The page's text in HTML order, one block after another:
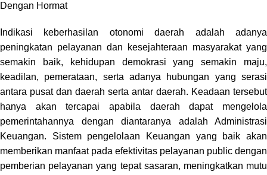
Dengan Hormat
Indikasi keberhasilan otonomi daerah adalah adanya
peningkatan pelayanan dan kesejahteraan masyarakat yang
semakin baik, kehidupan demokrasi yang semakin maju,
keadilan, pemerataan, serta adanya hubungan yang serasi
antara pusat dan daerah serta antar daerah. Keadaan tersebut
hanya akan tercapai apabila daerah dapat mengelola
pemerintahannya dengan diantaranya adalah Administrasi
Keuangan. Sistem pengelolaan Keuangan yang baik akan
memberikan manfaat pada efektivitas pelayanan public dengan
pemberian pelayanan yang tepat sasaran, meningkatkan mutu